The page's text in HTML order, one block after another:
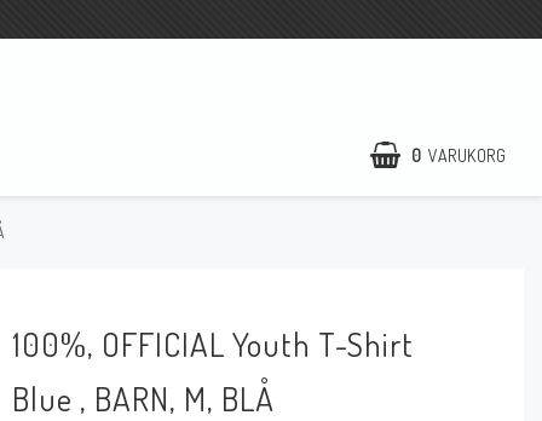
0 VARUKORG
100%, OFFICIAL Youth T-Shirt
Blue , BARN, M, BLÅ